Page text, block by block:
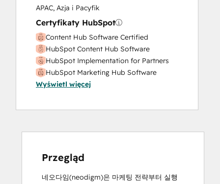
Website Development
Website Migration
APAC, Azja i Pacyfik
Certyfikaty HubSpot
Content Hub Software Certified
HubSpot Content Hub Software
HubSpot Implementation for Partners
HubSpot Marketing Hub Software
Certification
Certification
Inbound Marketing
Wyświetl więcej
Przegląd
네오다임(neodigm)은 마케팅 전략부터 실행